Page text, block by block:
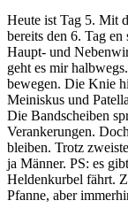
Heute ist Tag 5. Mit
bereits den 6. Tag
Haupt- und
geht es mir
bewegen. Die Knie
Meiniskus und
Die Bandscheiben
Verankerungen.
bleiben. Trotz
ja Männer. PS: es
Heldenkurbel fährt.
Pfanne, aber